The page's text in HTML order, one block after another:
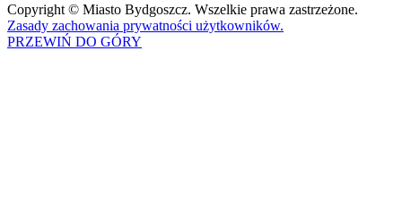
Copyright © Miasto Bydgoszcz. Wszelkie prawa zastrzeżone.
Zasady zachowania prywatności użytkowników.
PRZEWIŃ DO GÓRY